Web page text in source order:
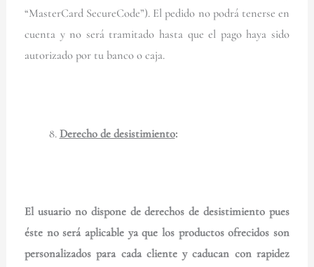
“MasterCard SecureCode”). El pedido no podrá tenerse en
cuenta y no será tramitado hasta que el pago haya sido
autorizado por tu banco o caja.
Derecho de desistimiento:
El usuario no dispone de derechos de desistimiento pues
éste no será aplicable ya que los productos ofrecidos son
personalizados para cada cliente y caducan con rapidez